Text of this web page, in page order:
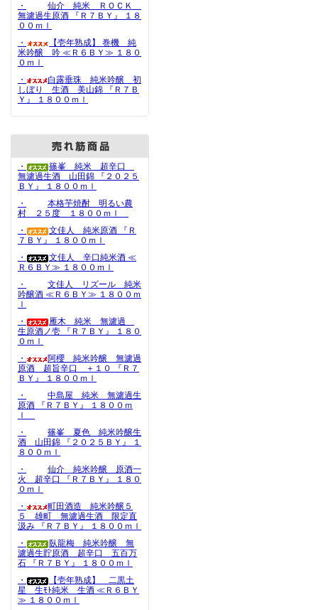
・
仙介 純米 ＲＯＣＫ
無濾過生原酒 『Ｒ７ＢＹ』 １８
００ｍｌ
・
【壱年熟成】 巻機 純
米吟醸 吟 ≪Ｒ６ＢＹ≫ １８０
０ｍｌ
・
白露垂珠 純米吟醸 初
しぼり 生酒 美山錦 『Ｒ７Ｂ
Ｙ』 １８００ｍｌ
・
篠峯 純米 超辛口
無濾過生酒 山田錦 『２０２５
ＢＹ』 １８００ｍｌ
・
本格芋焼酎 明るい農
村 ２５度 １８００ｍｌ
・
文佳人 純米原酒 『Ｒ
７ＢＹ』 １８００ｍｌ
・
文佳人 辛口純米酒 ≪
Ｒ６ＢＹ≫ １８００ｍｌ
・
文佳人 リズール 純米
吟醸酒 ≪Ｒ６ＢＹ≫ １８００ｍ
ｌ
・
雁木 純米 無濾過
生原酒ノ壱 『Ｒ７ＢＹ』 １８０
０ｍｌ
・
阿櫻 純米吟醸 無濾過
原酒 超旨辛口 ＋１０ 『Ｒ７
ＢＹ』 １８００ｍｌ
・
中島屋 純米 無濾過生
原酒 『Ｒ７ＢＹ』 １８００ｍ
ｌ
・
篠峯 夏色 純米吟醸生
酒 山田錦 『２０２５ＢＹ』 １
８００ｍｌ
・
仙介 純米吟醸 原酒一
火 超辛口 『Ｒ７ＢＹ』 １８０
０ｍｌ
・
町田酒造 純米吟醸５
５ 雄町 無濾過生酒 限定直
汲み 『Ｒ７ＢＹ』 １８００ｍｌ
・
臥龍梅 純米吟醸 無
濾過生貯原酒 超辛口 五百万
石 『Ｒ７ＢＹ』 １８００ｍｌ
・
【壱年熟成】 二黒土
星 生ﾓﾄ純米 生酒 ≪Ｒ６ＢＹ
≫ １８００ｍｌ